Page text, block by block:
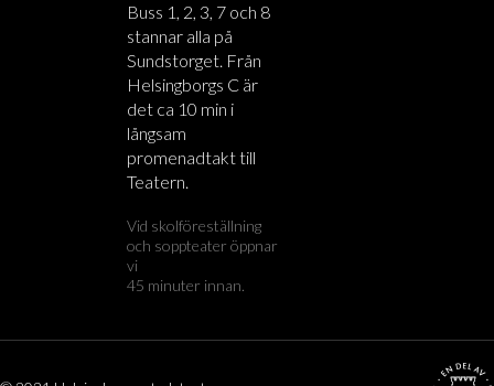
Buss 1, 2, 3, 7 och 8
stannar alla på
Sundstorget. Från
Helsingborgs C är
det ca 10 min i
långsam
promenadtakt till
Teatern.
Vid skolföreställning
och soppteater öppnar
vi
45 minuter innan.